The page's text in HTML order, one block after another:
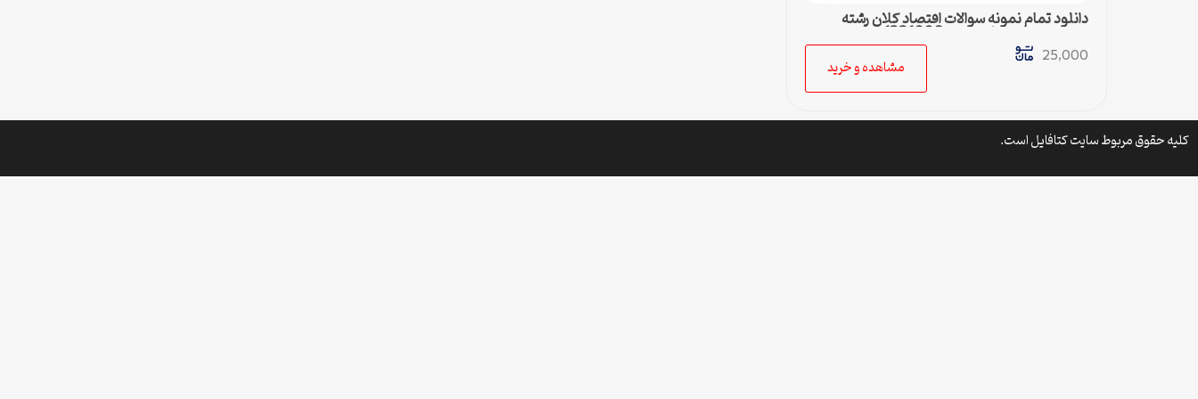
دانلود تمام نمونه سوالات اقتصاد کلان رشته
مدیریت دولتی پیام نور کد 1221006
25,000
مشاهده و خرید
کلیه حقوق مربوط سایت کتافایل است.